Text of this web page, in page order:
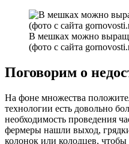
В мешках можно
(фото с сайта
Поговорим о
На фоне множества
технологии есть довольно
необходимость проведения
фермеры нашли выход,
колонок или колодцев, чтобы